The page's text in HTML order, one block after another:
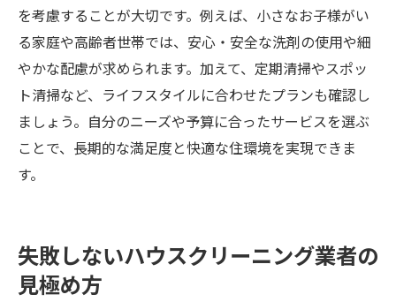
を考慮することが大切です。例えば、小さなお子様がい
る家庭や高齢者世帯では、安心・安全な洗剤の使用や細
やかな配慮が求められます。加えて、定期清掃やスポッ
ト清掃など、ライフスタイルに合わせたプランも確認し
ましょう。自分のニーズや予算に合ったサービスを選ぶ
ことで、長期的な満足度と快適な住環境を実現できま
す。
失敗しないハウスクリーニング業者の
見極め方